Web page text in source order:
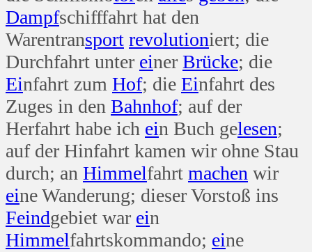
Dampfschifffahrt hat den
Warentransport revolutioniert; die
Durchfahrt unter einer Brücke; die
Einfahrt zum Hof; die Einfahrt des
Zuges in den Bahnhof; auf der
Herfahrt habe ich ein Buch gelesen;
auf der Hinfahrt kamen wir ohne Stau
durch; an Himmelfahrt machen wir
eine Wanderung; dieser Vorstoß ins
Feindgebiet war ein
Himmelfahrtskommando; eine